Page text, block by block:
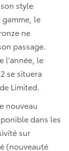
style
le
ne
passage.
l’année, le
se situera
Limited.
nouveau
dans les
sur
(nouveauté